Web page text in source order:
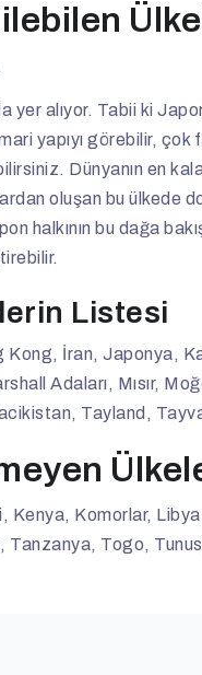
alıyor. Tabii ki
yapıyı görebilir, çok
Dünyanın en
oluşan bu ülkede
halkının bu dağa
Listesi
Kong, İran, Japonya,
Adaları, Mısır,
Tayland,
Komorlar,
Tanzanya, Togo,